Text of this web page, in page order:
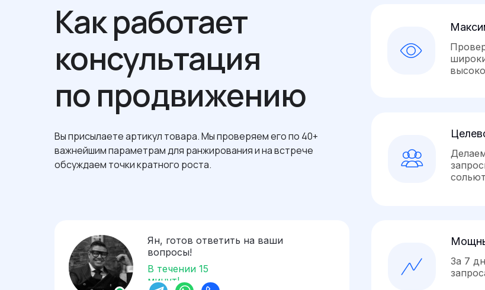
Как работает
консультация
по продвижению
Вы присылаете артикул товара. Мы проверяем его по 40+
важнейшим параметрам для ранжирования и на встрече
обсуждаем точки кратного роста.
Ян, готов ответить на ваши
вопросы!
В течении 15
минут!
За 7